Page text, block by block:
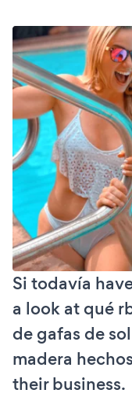
Si todavía
a look at qué
de gafas de
madera
their business.